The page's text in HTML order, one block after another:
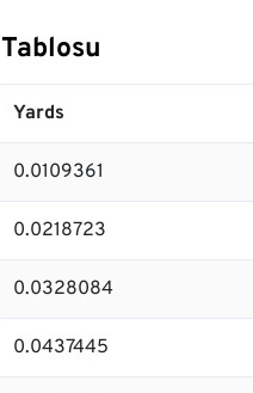
Yards
0.0109361
0.0218723
0.0328084
0.0437445